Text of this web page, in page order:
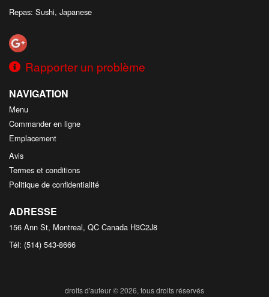
Repas: Sushi, Japanese
Rapporter un problème
NAVIGATION
Menu
Commander en ligne
Emplacement
Avis
Termes et conditions
Politique de confidentialité
ADRESSE
156 Ann St, Montreal, QC Canada H3C2J8
Tél: (514) 543-8666
droits d'auteur © 2026, tous droits réservés